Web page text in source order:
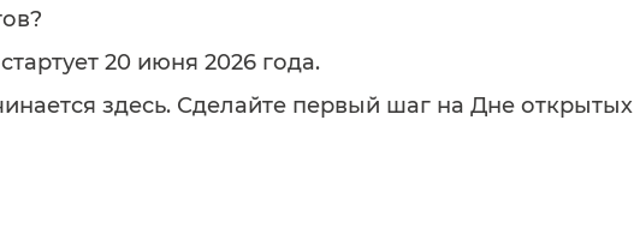
20 июня 2026 года.
здесь. Сделайте первый шаг на Дне открытых